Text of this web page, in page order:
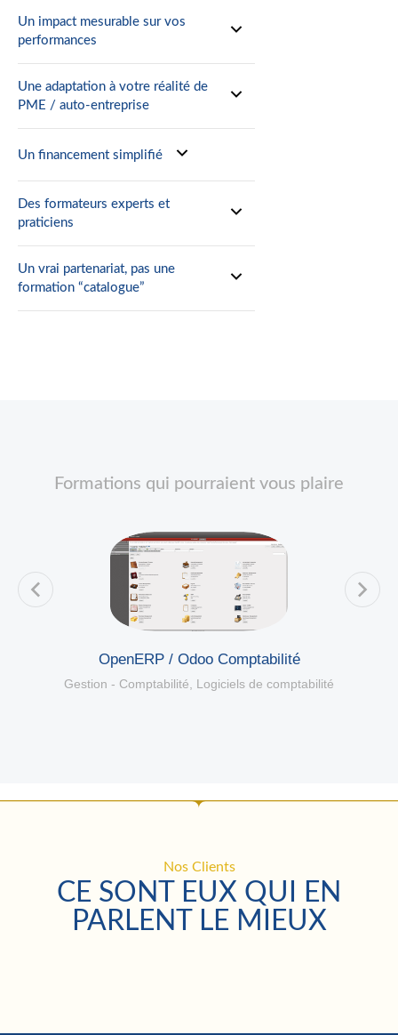
Un impact mesurable sur vos
performances
Une adaptation à votre réalité de
PME / auto-entreprise
Un financement simplifié
Des formateurs experts et
praticiens
Un vrai partenariat, pas une
formation “catalogue”
Formations qui pourraient vous plaire
OpenERP / Odoo Comptabilité
Gestion - Comptabilité, Logiciels de comptabilité
Nos Clients
CE SONT EUX QUI EN
PARLENT LE MIEUX